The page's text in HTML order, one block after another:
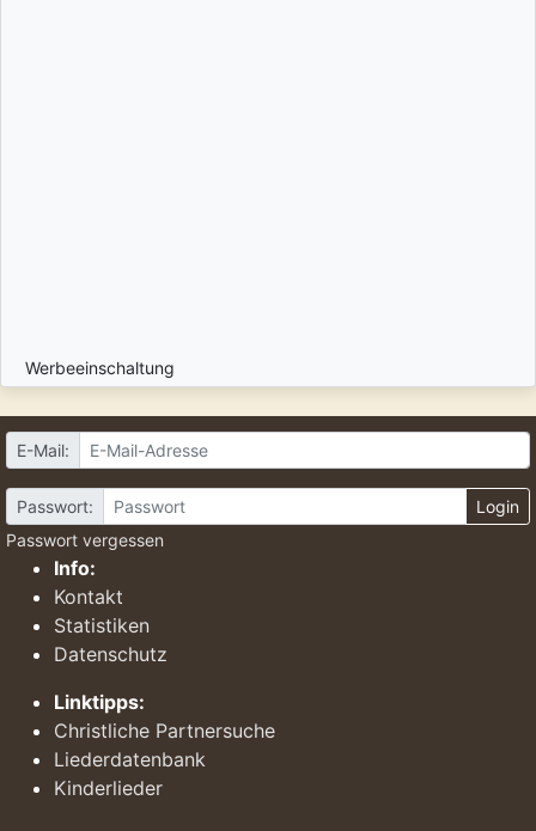
Werbeeinschaltung
E-Mail:
Passwort:
Login
Passwort vergessen
Info:
Kontakt
Statistiken
Datenschutz
Linktipps:
Christliche Partnersuche
Liederdatenbank
Kinderlieder